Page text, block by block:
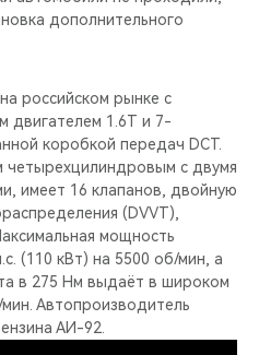
дополнительного
российском рынке с
двигателем 1.6T и 7-
коробкой передач DCT.
четырехцилиндровым с двумя
имеет 16 клапанов, двойную
(DVVT),
мощность
(110 кВт) на 5500 об/мин, а
в 275 Нм выдаёт в широком
Автопроизводитель
АИ-92.